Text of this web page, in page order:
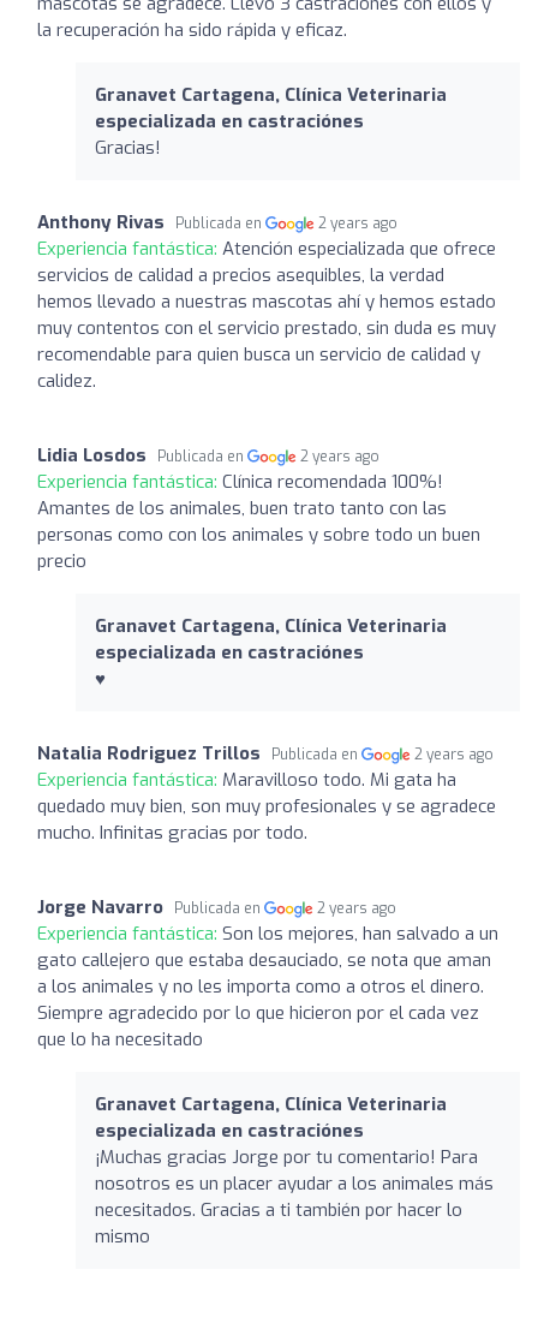
la recuperación ha sido rápida y eficaz.
Granavet Cartagena, Clínica Veterinaria
especializada en castraciónes
Gracias!
Anthony Rivas Publicada en 2 years ago
Experiencia fantástica: Atención especializada que ofrece
servicios de calidad a precios asequibles, la verdad
hemos llevado a nuestras mascotas ahí y hemos estado
muy contentos con el servicio prestado, sin duda es muy
recomendable para quien busca un servicio de calidad y
calidez.
Lidia Losdos Publicada en 2 years ago
Experiencia fantástica: Clínica recomendada 100%!
Amantes de los animales, buen trato tanto con las
personas como con los animales y sobre todo un buen
precio
Granavet Cartagena, Clínica Veterinaria
especializada en castraciónes
♥️
Natalia Rodriguez Trillos Publicada en 2 years ago
Experiencia fantástica: Maravilloso todo. Mi gata ha
quedado muy bien, son muy profesionales y se agradece
mucho. Infinitas gracias por todo.
Jorge Navarro Publicada en 2 years ago
Experiencia fantástica: Son los mejores, han salvado a un
gato callejero que estaba desauciado, se nota que aman
a los animales y no les importa como a otros el dinero.
Siempre agradecido por lo que hicieron por el cada vez
que lo ha necesitado
Granavet Cartagena, Clínica Veterinaria
especializada en castraciónes
¡Muchas gracias Jorge por tu comentario! Para
nosotros es un placer ayudar a los animales más
necesitados. Gracias a ti también por hacer lo
mismo